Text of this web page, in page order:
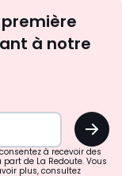
à notre
OK
à recevoir des
de La Redoute. Vous
plus, consultez